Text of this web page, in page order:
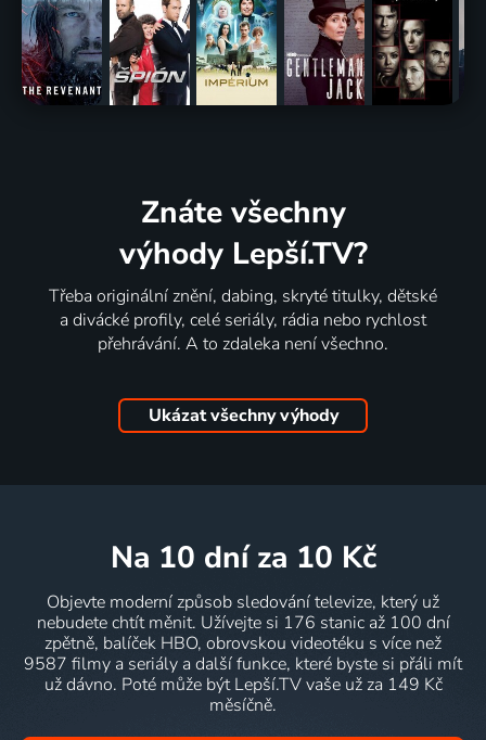
Znáte všechny
výhody Lepší.TV?
Třeba originální znění, dabing, skryté titulky, dětské
a divácké profily, celé seriály, rádia nebo rychlost
přehrávání. A to zdaleka není všechno.
Ukázat všechny výhody
na 10 dní za 10 Kč
Objevte moderní způsob sledování televize, který už
nebudete chtít měnit. Užívejte si 176 stanic až 100 dní
zpětně, balíček HBO, obrovskou videotéku s více než
9587 filmy a seriály a další funkce, které byste si přáli mít
už dávno. Poté může být Lepší.TV vaše už za 149 Kč
měsíčně.